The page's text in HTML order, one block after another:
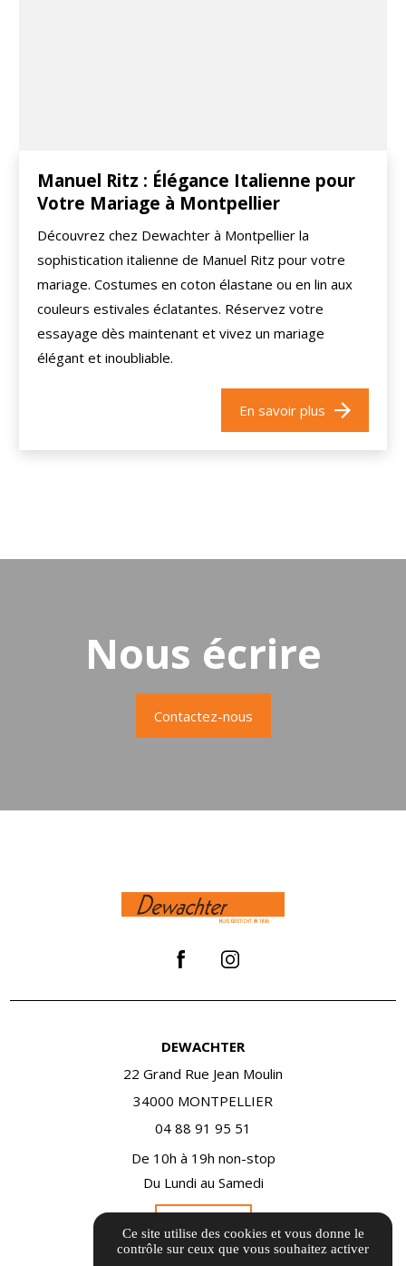
Manuel Ritz : Élégance Italienne pour
Votre Mariage à Montpellier
Découvrez chez Dewachter à Montpellier la
sophistication italienne de Manuel Ritz pour votre
mariage. Costumes en coton élastane ou en lin aux
couleurs estivales éclatantes. Réservez votre
essayage dès maintenant et vivez un mariage
élégant et inoubliable.
En savoir plus
Nous écrire
Contactez-nous
DEWACHTER
22 Grand Rue Jean Moulin
34000 MONTPELLIER
04 88 91 95 51
De 10h à 19h non-stop
Du Lundi au Samedi
Itinéraire
Ce site utilise des cookies et vous donne le
contrôle sur ceux que vous souhaitez activer